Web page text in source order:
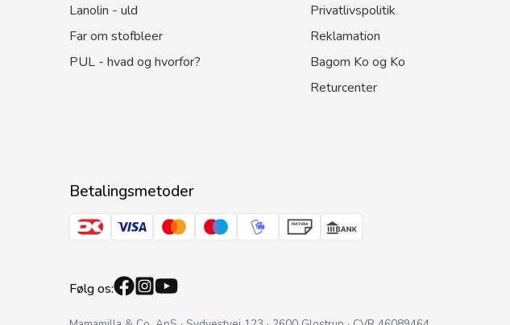
Lanolin - uld
Far om stofbleer
PUL - hvad og hvorfor?
Privatlivspolitik
Reklamation
Bagom Ko og Ko
Returcenter
Betalingsmetoder
Følg os: